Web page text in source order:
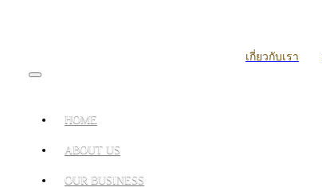
เกี่ยวกับเรา
HOME
ABOUT US
OUR BUSINESS